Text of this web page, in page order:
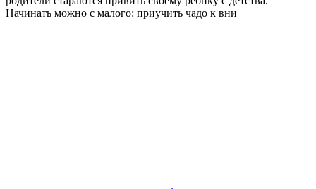
Начинать можно с малого: приучить чадо к вни